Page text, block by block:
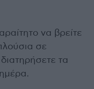
να βρείτε
σε
τα